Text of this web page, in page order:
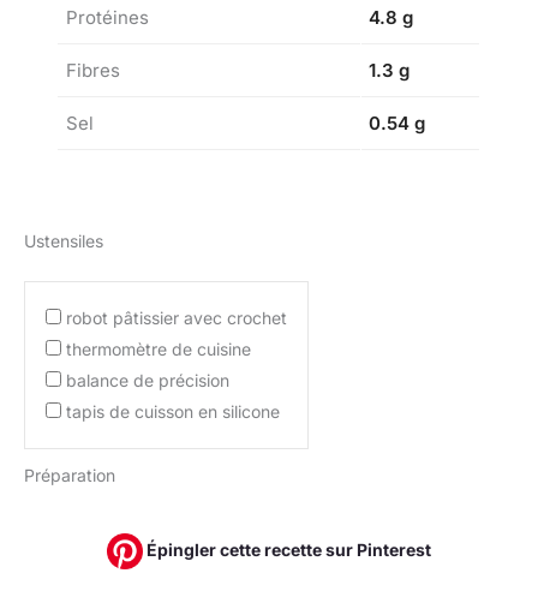
Protéines 4.8 g
Fibres 1.3 g
Sel 0.54 g
Ustensiles
robot pâtissier avec crochet
thermomètre de cuisine
balance de précision
tapis de cuisson en silicone
Préparation
Épingler cette recette sur Pinterest